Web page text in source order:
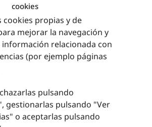
cookies
cookies propias y de
mejorar la navegación y
relacionada con
(por ejemplo páginas
pulsando
gestionarlas pulsando "Ver
" o aceptarlas pulsando
11,79 €